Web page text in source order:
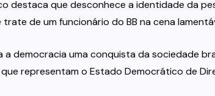
destaca que desconhece a identidade da
de um funcionário do BB na cena
a democracia uma conquista da sociedade
representam o Estado Democrático de